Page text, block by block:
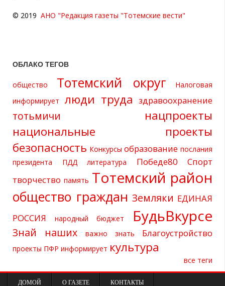
© 2019 АНО "Редакция газеты "Тотемские вести"
ОБЛАКО ТЕГОВ
общество Тотемский округ
Налоговая
информирует
люди труда здравоохранение
тотьмичи
нацпроекты
национальные проекты
безопасность Конкурсы образование послания
президента
ПДД литература Победе80
Спорт
творчество память Тотемский район
общество граждан Земляки ЕДИНАЯ
РОССИЯ
народный бюджет БудьВкурсе
Знай наших важно знать Благоустройство
проекты ПФР информирует культура
все теги
ДОМОЙ О ГАЗЕТЕ КОНТАКТЫ